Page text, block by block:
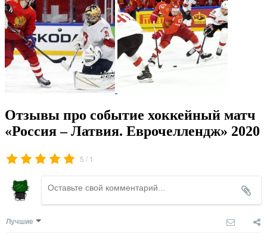
Отзывы про событие хоккейный матч
«Россия – Латвия. Еврочеллендж» 2020
5 / 1
Лучшие